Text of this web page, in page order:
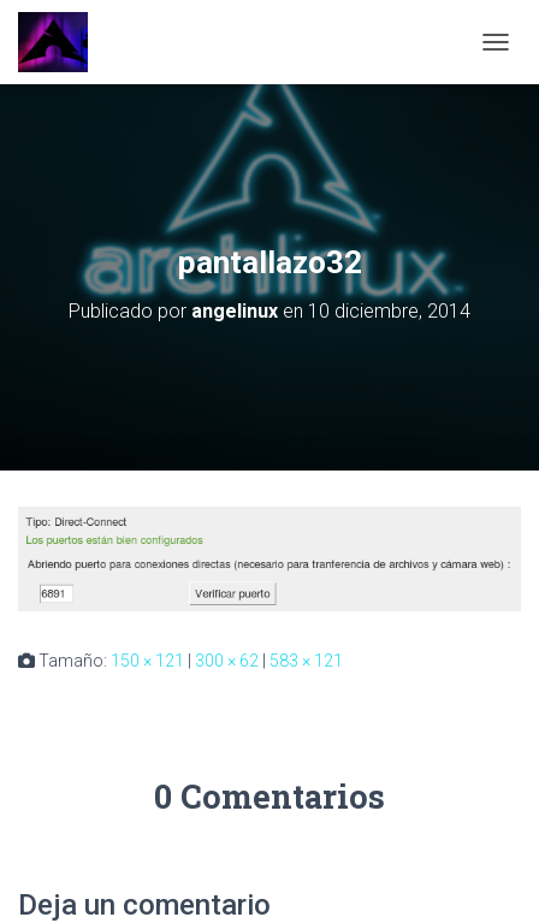
pantallazo32
Publicado por angelinux en 10 diciembre, 2014
Tamaño: 150 × 121 300 × 62 583 × 121
0 Comentarios
Deja un comentario